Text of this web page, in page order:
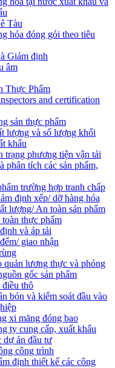
Tàu
hóa đóng gói theo tiêu
Giám định
âm
Thực Phẩm
and certification
sản thực phẩm
lượng và số lượng khối
khẩu
trạng phương tiện vận tải
phân tích các sản phẩm,
trường hợp tranh chấp
định xếp/ dỡ hàng hóa
lượng/ An toàn sản phẩm
thực phẩm
và áp tải
giao nhận
quản lương thực và phóng
gốc sản phẩm
điều thô
bón và kiểm soát đầu vào
xi măng đóng bao
ty cung cấp, xuất khẩu
dự án đầu tư
công trình
định thiết kế các công